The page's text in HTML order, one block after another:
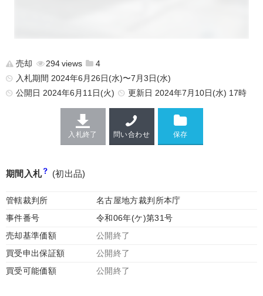
売却 294
4
入札期間 2024年6月26日(水)〜7月3日(水)
公開日 2024年6月11日(火) 更新日 2024年7月10日(水) 17時
入札終了 問い合わせ
期間入札 (初出品)
管轄裁判所
名古屋地方裁判所本庁
事件番号
令和06年(ケ)第31号
売却基準価額
公開終了
買受申出保証額
公開終了
買受可能価額
公開終了